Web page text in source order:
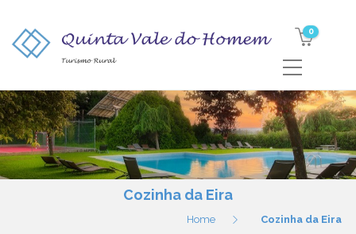
0
Cozinha da Eira
Home Cozinha da Eira